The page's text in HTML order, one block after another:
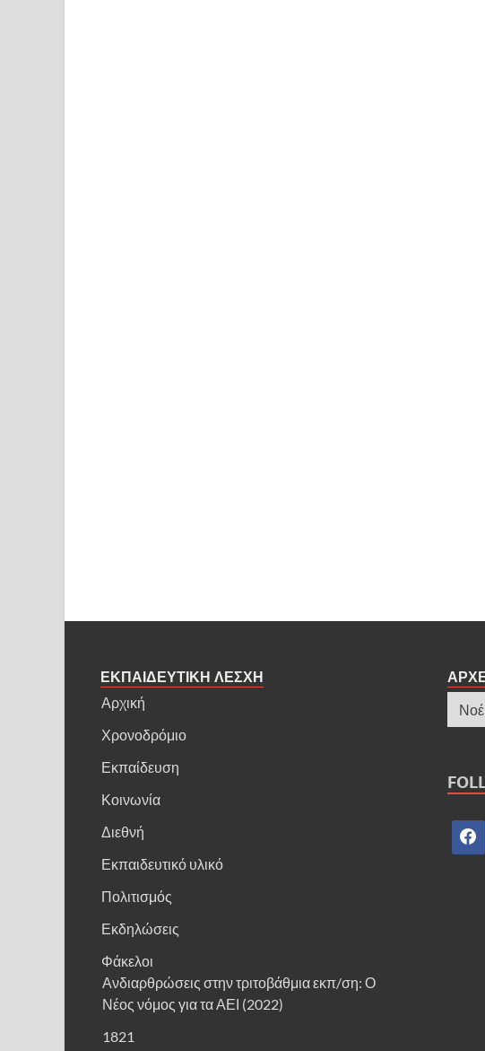
ΕΚΠΑΙΔΕΥΤΙΚΗ ΛΕΣΧΗ
Αρχική
Χρονοδρόμιο
Εκπαίδευση
Κοινωνία
Διεθνή
Εκπαιδευτικό υλικό
Πολιτισμός
Εκδηλώσεις
Φάκελοι
Ανδιαρθρώσεις στην τριτοβάθμια εκπ/ση: Ο
Νέος νόμος για τα ΑΕΙ (2022)
1821